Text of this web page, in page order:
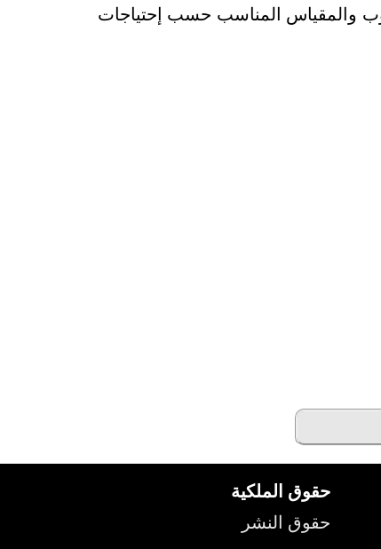
والمقياس المناسب حسب إحتياجات
حقوق الملكية
حقوق النشر